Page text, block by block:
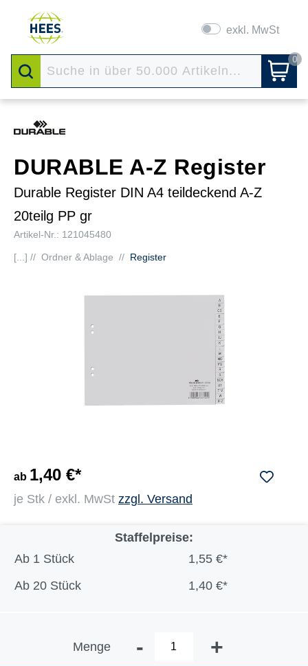
exkl. MwSt
0
DURABLE A-Z Register
Durable Register DIN A4 teildeckend A-Z
20teilg PP gr
Artikel-Nr.: 121045480
[...] // Ordner & Ablage // Register
ab 1,40 €*
je Stk / exkl. MwSt zzgl. Versand
Staffelpreise:
Ab 1 Stück
1,55 €*
Ab 20 Stück 1,40 €*
Menge - +